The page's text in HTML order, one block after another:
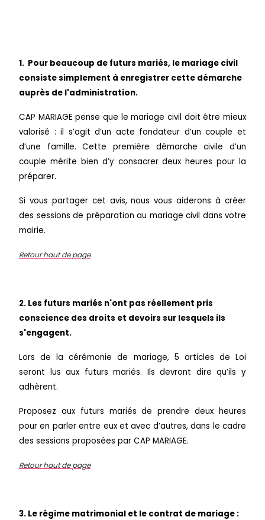
1. Pour beaucoup de futurs mariés, le mariage civil
consiste simplement à enregistrer cette démarche
auprès de l'administration.
CAP MARIAGE pense que le mariage civil doit être mieux
valorisé : il s’agit d’un acte fondateur d’un couple et
d’une famille. Cette première démarche civile d’un
couple mérite bien d’y consacrer deux heures pour la
préparer.
Si vous partager cet avis, nous vous aiderons à créer
des sessions de préparation au mariage civil dans votre
mairie.
Retour haut de page
2. Les futurs mariés n'ont pas réellement pris
conscience des droits et devoirs sur lesquels ils
s'engagent.
Lors de la cérémonie de mariage, 5 articles de Loi
seront lus aux futurs mariés. Ils devront dire qu’ils y
adhèrent.
Proposez aux futurs mariés de prendre deux heures
pour en parler entre eux et avec d’autres, dans le cadre
des sessions proposées par CAP MARIAGE.
Retour haut de page
3. Le régime matrimonial et le contrat de mariage :